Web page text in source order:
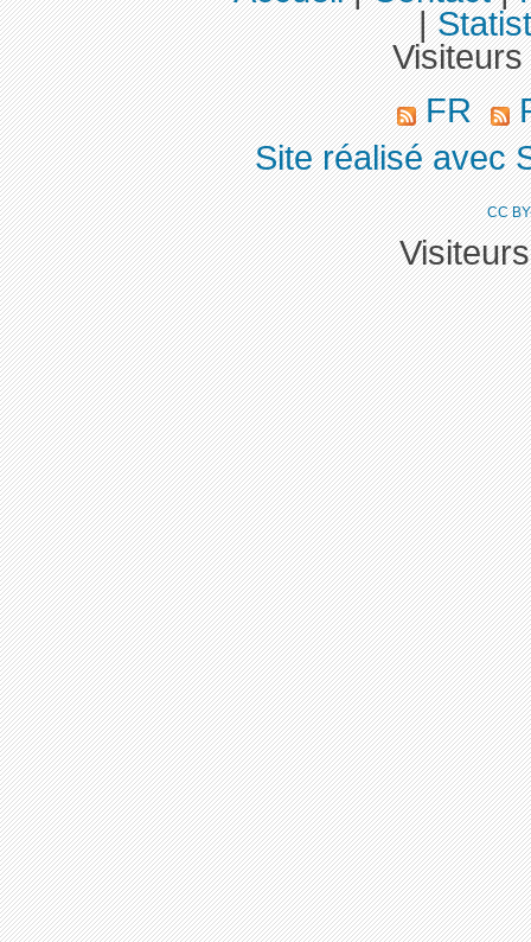
|
FR
Site réalisé avec
CC